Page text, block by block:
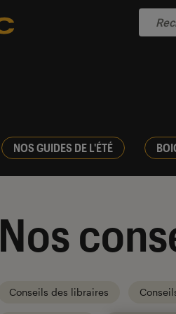
NOS GUIDES DE L'ÉTÉ
Nos
Conseils des libraires